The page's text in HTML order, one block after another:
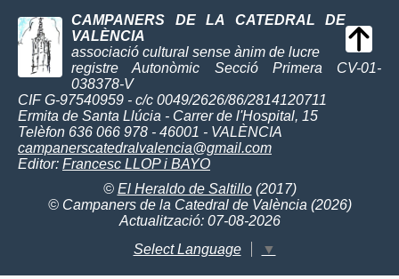
CAMPANERS DE LA CATEDRAL DE
VALÈNCIA
associació cultural sense ànim de lucre
registre Autonòmic Secció Primera CV-01-
038378-V
CIF G-97540959 - c/c 0049/2626/86/2814120711
Ermita de Santa Llúcia - Carrer de l'Hospital, 15
Telèfon 636 066 978 - 46001 - VALÈNCIA
campanerscatedralvalencia@gmail.com
Editor: Francesc LLOP i BAYO
© El Heraldo de Saltillo(2017)
© Campaners de la Catedral de València (2026)
Actualització: 07-08-2026
Select Language
▼